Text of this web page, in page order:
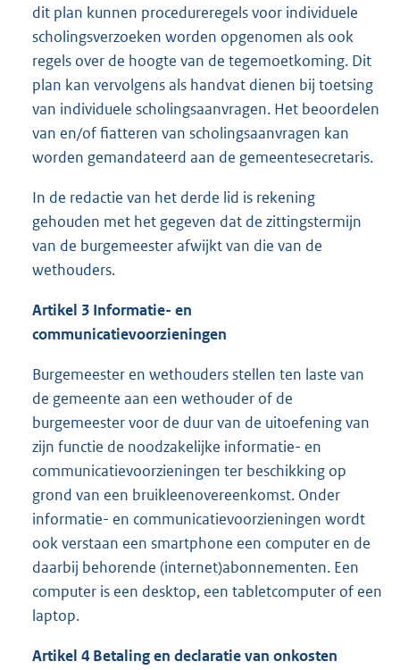
dit plan kunnen procedureregels voor individuele
scholingsverzoeken worden opgenomen als ook
regels over de hoogte van de tegemoetkoming. Dit
plan kan vervolgens als handvat dienen bij toetsing
van individuele scholingsaanvragen. Het beoordelen
van en/of fiatteren van scholingsaanvragen kan
worden gemandateerd aan de gemeentesecretaris.
In de redactie van het derde lid is rekening
gehouden met het gegeven dat de zittingstermijn
van de burgemeester afwijkt van die van de
wethouders.
Artikel 3 Informatie- en
communicatievoorzieningen
Burgemeester en wethouders stellen ten laste van
de gemeente aan een wethouder of de
burgemeester voor de duur van de uitoefening van
zijn functie de noodzakelijke informatie- en
communicatievoorzieningen ter beschikking op
grond van een bruikleenovereenkomst. Onder
informatie- en communicatievoorzieningen wordt
ook verstaan een smartphone een computer en de
daarbij behorende (internet)abonnementen. Een
computer is een desktop, een tabletcomputer of een
laptop.
Artikel 4 Betaling en declaratie van onkosten